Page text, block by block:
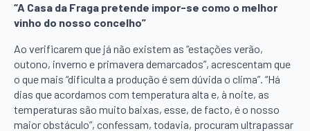
“A Casa da Fraga pretende impor-se como o melhor
vinho do nosso concelho”
Ao verificarem que já não existem as “estações verão,
outono, inverno e primavera demarcados”, acrescentam que
o que mais “dificulta a produção é sem dúvida o clima”. “Há
dias que acordamos com temperatura alta e, à noite, as
temperaturas são muito baixas, esse, de facto, é o nosso
maior obstáculo”, confessam, todavia, procuram ultrapassar